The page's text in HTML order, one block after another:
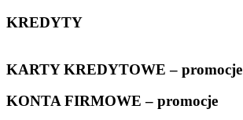
KREDYTY
KARTY KREDYTOWE – promocje
KONTA FIRMOWE – promocje